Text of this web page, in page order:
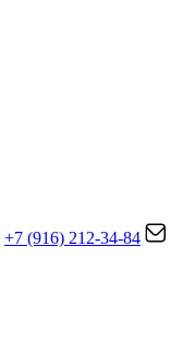
+7 (916) 212-34-84